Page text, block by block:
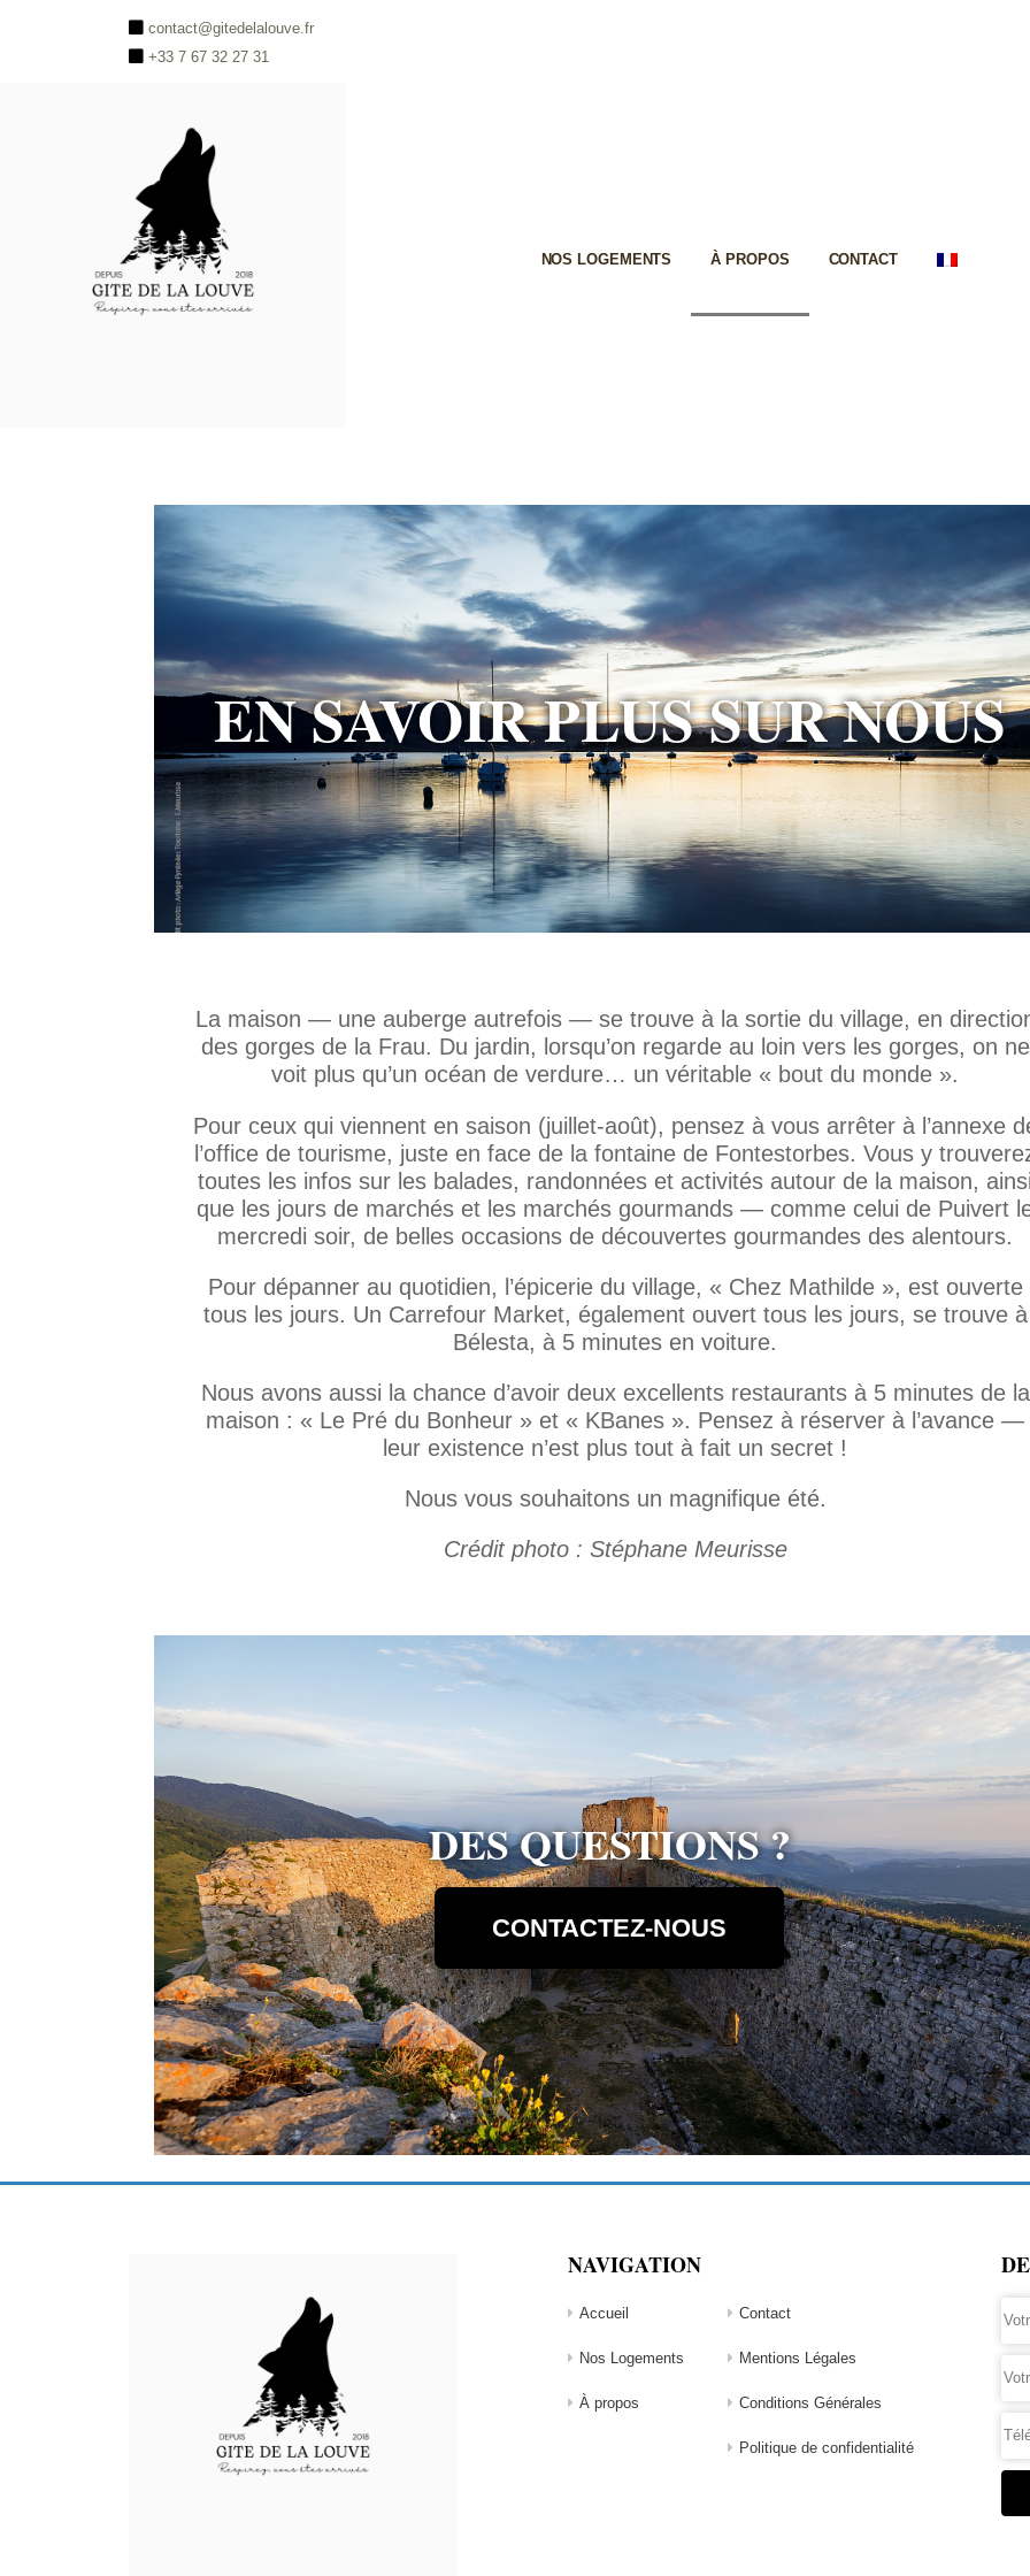
contact@gitedelalouve.fr
+33 7 67 32 27 31
NOS LOGEMENTS À PROPOS CONTACT
EN SAVOIR PLUS SUR NOUS
La maison — une auberge autrefois — se trouve à la sortie du village, en
des gorges de la Frau. Du jardin, lorsqu’on regarde au loin vers les gorges, on ne
voit plus qu’un océan de verdure… un véritable « bout du monde ».
Pour ceux qui viennent en saison (juillet-août), pensez à vous arrêter à l’annexe
l’office de tourisme, juste en face de la fontaine de Fontestorbes. Vous y
toutes les infos sur les balades, randonnées et activités autour de la maison,
que les jours de marchés et les marchés gourmands — comme celui de Puivert
mercredi soir, de belles occasions de découvertes gourmandes des alentours.
Pour dépanner au quotidien, l’épicerie du village, « Chez Mathilde », est ouverte
tous les jours. Un Carrefour Market, également ouvert tous les jours, se trouve à
Bélesta, à 5 minutes en voiture.
Nous avons aussi la chance d’avoir deux excellents restaurants à 5 minutes de la
maison : « Le Pré du Bonheur » et « KBanes ». Pensez à réserver à l’avance —
leur existence n’est plus tout à fait un secret !
Nous vous souhaitons un magnifique été.
Crédit photo : Stéphane Meurisse
DES QUESTIONS ?
CONTACTEZ-NOUS
NAVIGATION
Accueil
Nos Logements
À propos
Contact
Mentions Légales
Conditions Générales
Politique de confidentialité